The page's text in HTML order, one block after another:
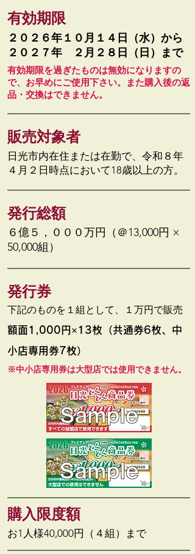
有効期限
２０２６年１０月１４日（水）から
２０２７年 ２月２８日（日）まで
有効期限を過ぎたものは無効になりますの
で、 ​お早めにご使用下さい。また購入後の返
品・交換はできません。
販売対象者
日光市内在住または在勤で、令和８年
４月２日時点において18歳以上の方。
発行総額
６億５，０００万円（＠13,000円 ×
50,000組）
発行券
下記のものを１組として、１万円で販売
額面1,000円×13枚（共通券6枚、中
小店専用券7枚）
※中小店専用券は大型店では使用できません。
​購入限度額
お1人様40,000円（４組）まで